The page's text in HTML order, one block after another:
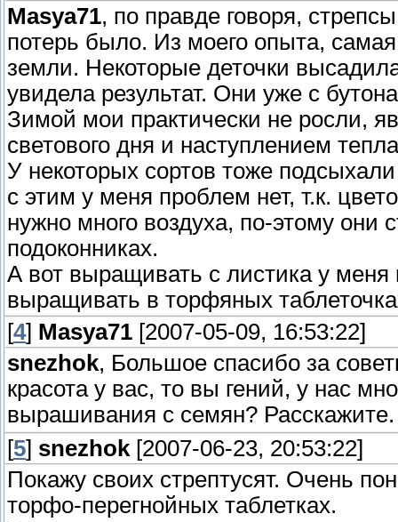
Masya71, по правде говоря,
потерь было. Из моего опыта,
земли. Некоторые деточки
увидела результат. Они уже с
Зимой мои практически не росли,
светового дня и наступлением
У некоторых сортов тоже
с этим у меня проблем нет, т.к.
нужно много воздуха, по-этому они
подоконниках.
А вот выращивать с листика у
выращивать в торфяных
[4] Masya71 [2007-05-09, 16:53:22]
snezhok, Большое спасибо за
красота у вас, то вы гений, у нас
вырашивания с семян?
[5] snezhok [2007-06-23, 20:53:22]
Покажу своих стрептусят. Очень
торфо-перегнойных таблетках.